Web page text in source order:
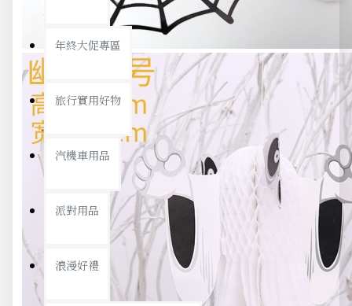
年終大促專區
旅行實用好物
汽機車用品
派對用品
浪漫好禮